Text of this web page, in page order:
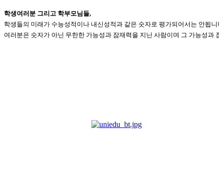
학생여러분 그리고 학부모님들,
학생들의 미래가 수능성적이나 내신성적과 같은 숫자로 평가되어서는 안됩니
여러분은 숫자가 아닌 무한한 가능성과 잠재력을 지닌 사람이며 그 가능성